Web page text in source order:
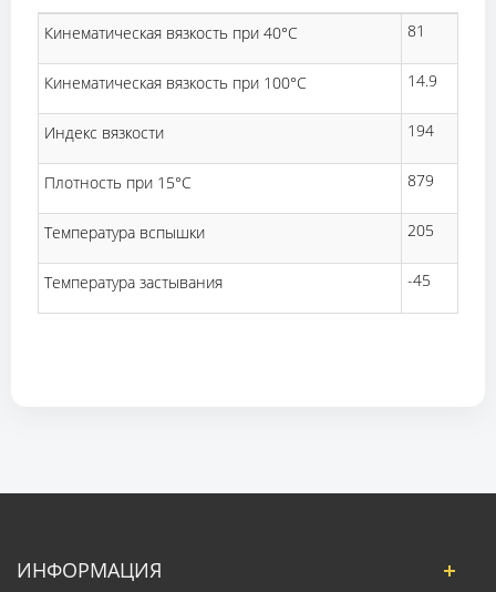
Кинематическая вязкость при 40°C 81
Кинематическая вязкость при 100°C 14.9
Индекс вязкости 194
Плотность при 15°C 879
Температура вспышки 205
Температура застывания -45
ИНФОРМАЦИЯ